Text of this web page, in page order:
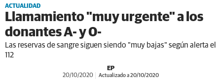
ACTUALIDAD
Llamamiento "muy urgente" a los
donantes A- y 0-
Las reservas de sangre siguen siendo "muy bajas" según alerta el
112
EP
20/10/2020 Actualizado a 20/10/2020